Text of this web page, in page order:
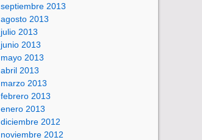
septiembre 2013
agosto 2013
julio 2013
junio 2013
mayo 2013
abril 2013
marzo 2013
febrero 2013
enero 2013
diciembre 2012
noviembre 2012